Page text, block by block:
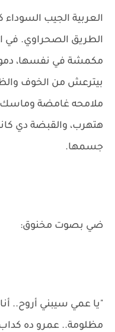
العربية الجيب
الطريق الصحراوي. في
مكمشة في نفسها،
بيترعش من الخوف
ملامحه غامضة وماسك
هتهرب، والقبضة دي
جسمها.
ضي بصوت مخنوق:
"يا عمي سيبني أروح..
مظلومة.. عمرو ده كداب